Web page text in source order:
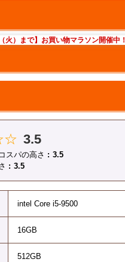
火）まで】お買い物マラソン開催中！
3.5
コスパの高さ
3.5
3.5
intel Core i5-9500
16GB
512GB